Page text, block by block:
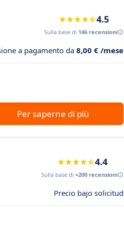
4.5
Sulla base di 146 recensioni
a pagamento da 8,00 € /mese
Per saperne di più
4.4
Sulla base di +200 recensioni
Precio bajo solicitud